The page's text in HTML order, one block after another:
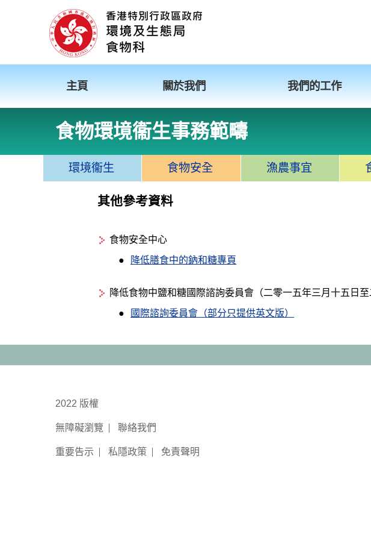
主頁 關於我們 我們的工作
食物環境衞生事務範疇
環境衞生 食物安全 漁農事宜
其他參考資料
食物安全中心
降低膳食中的鈉和糖專頁
降低食物中鹽和糖國際諮詢委員會（二零一五年三月十五日至
國際諮詢委員會（部分只提供英文版）
2022 版權
無障礙瀏覽 聯絡我們
重要告示 私隱政策 免責聲明